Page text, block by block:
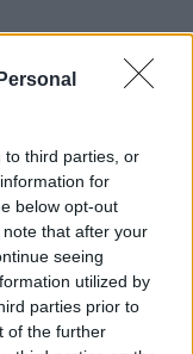
to third parties, or
for
below opt-out
that after your
seeing
utilized by
parties prior to
of the further